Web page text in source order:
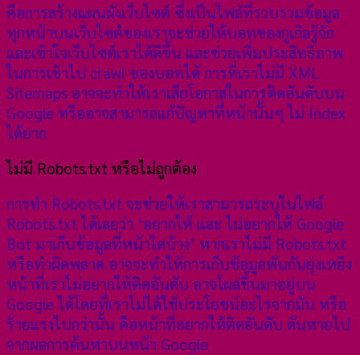
คือการสร้างแผนผังเว็บไซต์ ซึ่งเป็นไฟล์ที่รวบรวมข้อมูล
ทุกหน้าบนเว็บไซต์ของเราจะช่วยให้บอทของกูเกิลรู้จัก
และเข้าใจเว็บไซต์เราได้ดีขึ้น และช่วยเพิ่มประสิทธิภาพ
ในการเข้าไป crawl ของบอทได้ การที่เราไม่มี XML
Sitemaps อาจจะทำให้เราเสียโอกาสในการติดอันดับบน
Google หรืออาจสามารถแก้ปัญหาที่หน้านั้นๆ ไม่ Index
ได้ยาก
ไม่มี Robots.txt หรือไม่ถูกต้อง
การทำ Robots.txt จะช่วยให้เราสามารถระบุในไฟล์
Robots.txt ได้เลยว่า ‘อยากให้ และ ไม่อยากให้ Google
Bot มาเก็บข้อมูลที่หน้าใดบ้าง’ หากเราไม่มี Robots.txt
หรือทำผิดพลาด อาจจะทำให้การเก็บข้อมูลพันกันยุ่งเหยิง
หน้าที่เราไม่อยากให้ติดอันดับ อาจโผล่ขึ้นมาอยู่บน
Google ได้โดยที่เราไม่ได้ใช้ประโยชน์อะไรจากมัน หรือ
ร้ายแรงไปกว่านั้น คือหน้าที่อยากให้ติดอันดับ ดันหายไป
จากผลการค้นหาบนหน้า Google